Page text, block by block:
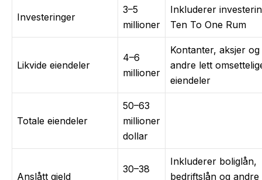
Investeringer
3–5
millioner
Inkluderer
Ten To One Rum
Likvide eiendeler
4–6
millioner
Kontanter, aksjer og
andre lett
eiendeler
Totale eiendeler
50–63
millioner
dollar
Anslått gjeld
30–38
Inkluderer boliglån,
bedriftslån og andre